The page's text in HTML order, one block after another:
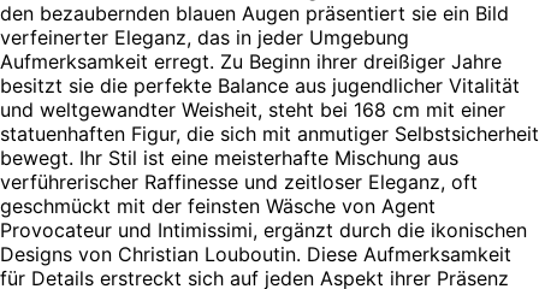
den bezaubernden blauen Augen präsentiert sie ein Bild
verfeinerter Eleganz, das in jeder Umgebung
Aufmerksamkeit erregt. Zu Beginn ihrer dreißiger Jahre
besitzt sie die perfekte Balance aus jugendlicher Vitalität
und weltgewandter Weisheit, steht bei 168 cm mit einer
statuenhaften Figur, die sich mit anmutiger Selbstsicherheit
bewegt. Ihr Stil ist eine meisterhafte Mischung aus
verführerischer Raffinesse und zeitloser Eleganz, oft
geschmückt mit der feinsten Wäsche von Agent
Provocateur und Intimissimi, ergänzt durch die ikonischen
Designs von Christian Louboutin. Diese Aufmerksamkeit
für Details erstreckt sich auf jeden Aspekt ihrer Präsenz